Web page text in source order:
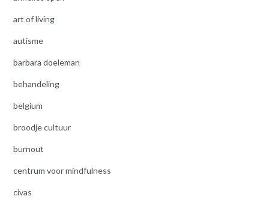
art of living
autisme
barbara doeleman
behandeling
belgium
broodje cultuur
burnout
centrum voor mindfulness
civas